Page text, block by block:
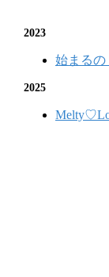
2023
始まるの
2025